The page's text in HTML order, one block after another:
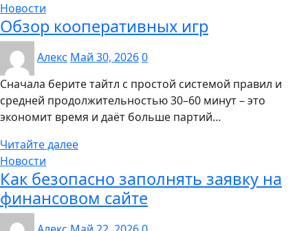
Новости
Обзор кооперативных игр
Алекс Май 30, 20260
Сначала берите тайтл с простой системой правил и
средней продолжительностью 30–60 минут – это
экономит время и даёт больше партий…
Читайте далее
Новости
Как безопасно заполнять заявку на
финансовом сайте